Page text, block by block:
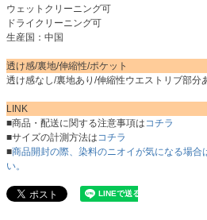
ウェットクリーニング可
ドライクリーニング可
生産国：中国
透け感/裏地/伸縮性/ポケット
透け感なし/裏地あり/伸縮性ウエストリブ部分
LINK
■商品・配送に関する注意事項はコチラ
■サイズの計測方法はコチラ
■商品開封の際、染料のニオイが気になる場合
い。